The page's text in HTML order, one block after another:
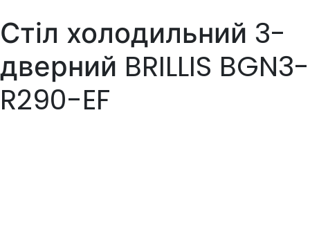
Стіл холодильний 3-
дверний BRILLIS BGN3-
R290-EF